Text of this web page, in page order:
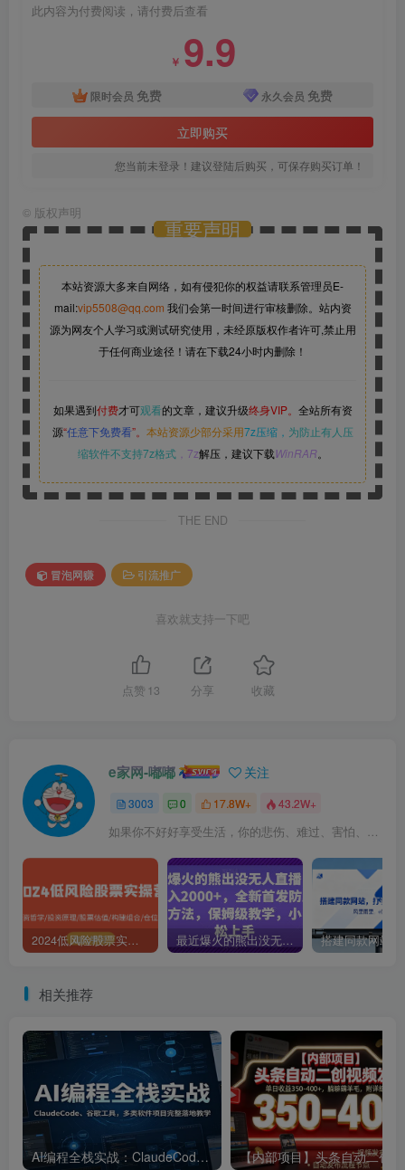
此内容为付费阅读，请付费后查看
￥ 9.9
限时会员 免费 永久会员 免费
立即购买
您当前未登录！建议登陆后购买，可保存购买订单！
© 版权声明
重要声明
本站资源大多来自网络，如有侵犯你的权益请联系管理员E-
mail:vip5508@qq.com 我们会第一时间进行审核删除。站内资
源为网友个人学习或测试研究使用，未经原版权作者许可,禁止用
于任何商业途径！请在下载24小时内删除！
如果遇到付费才可观看的文章，建议升级终身VIP。 全站所有资
源“任意下免费看”。 本站资源少部分采用7z压缩， 为防止有人压
缩软件不支持7z格式，7z解压，建议下载WinRAR。
THE END
冒泡网赚 引流推广
喜欢就支持一下吧
点赞 13 分享 收藏
e家网-嘟嘟 关注
3003 0 17.8W+ 43.2W+
2024低风险股票实操营：投资哲学/投资原理/股票估值/构建组合/仓位控制 最近爆火的熊出没无人直播，轻松日入2000+，全新首发防版权违规方法【揭秘】
相关推荐
AI编程全栈实战：ClaudeCode、谷歌工具，多类软件项目完整落地教学